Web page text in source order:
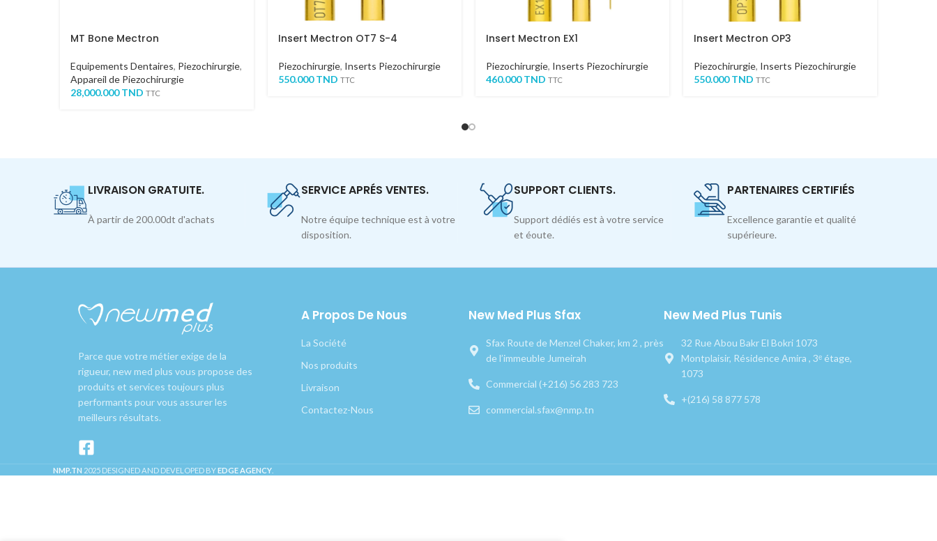
MT Bone Mectron
Equipements Dentaires, Piezochirurgie,
Appareil de Piezochirurgie
28,000.000TND TTC
Insert Mectron OT7 S-4
Piezochirurgie, Inserts Piezochirurgie
550.000TND TTC
Insert Mectron EX1
Piezochirurgie, Inserts Piezochirurgie
460.000TND TTC
Insert Mectron OP3
Piezochirurgie, Inserts Piezochirurgie
550.000TND TTC
LIVRAISON GRATUITE.
À partir de 200.00dt d'achats
SERVICE APRÉS VENTES.
Notre équipe technique est à votre
disposition.
SUPPORT CLIENTS.
Support dédiés est à votre service
et éoute.
PARTENAIRES CERTIFIÉS
Excellence garantie et qualité
supérieure.
Parce que votre métier exige de la
rigueur, new med plus vous propose des
produits et services toujours plus
performants pour vous assurer les
meilleurs résultats.
A Propos De Nous
La Société
Nos produits
Livraison
Contactez-Nous
New Med Plus Sfax
Sfax Route de Menzel Chaker, km 2 , près
de l’immeuble Jumeirah
Commercial (+216) 56 283 723
commercial.sfax@nmp.tn
New Med Plus Tunis
32 Rue Abou Bakr El Bokri 1073
Montplaisir, Résidence Amira , 3ᵉ étage,
1073
+(216) 58 877 578
NMP.TN 2025 DESIGNED AND DEVELOPED BYEDGE AGENCY